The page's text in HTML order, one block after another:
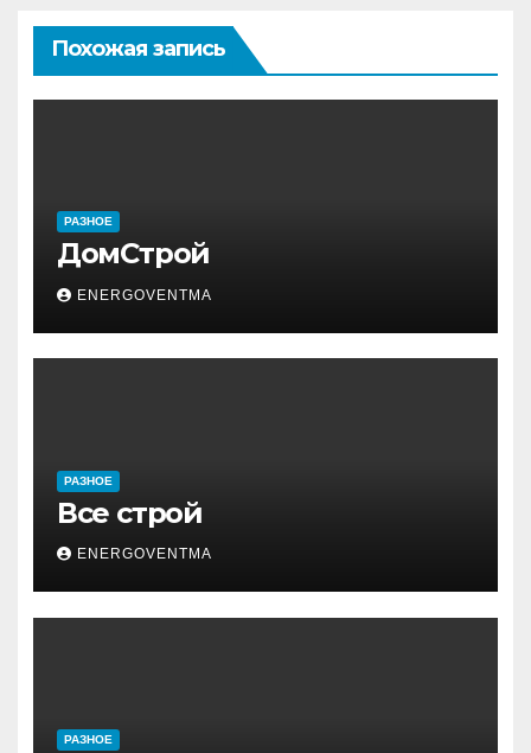
Похожая запись
РАЗНОЕ
ДомСтрой
ENERGOVENTMA
РАЗНОЕ
Все строй
ENERGOVENTMA
РАЗНОЕ